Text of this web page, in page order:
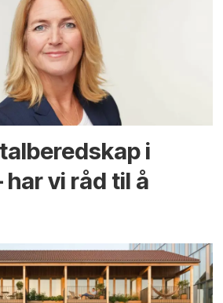
i
vi råd til å